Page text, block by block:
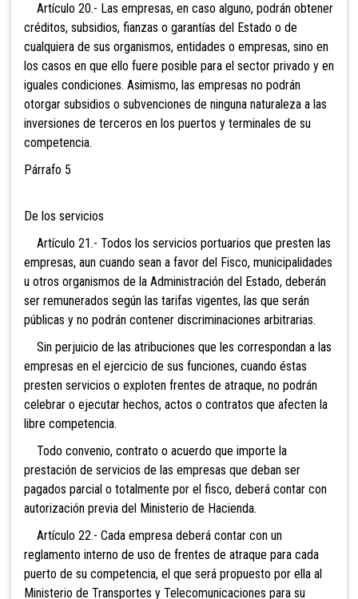
Artículo 20.- Las empresas, en caso alguno, podrán obtener
créditos, subsidios, fianzas o garantías del Estado o de
cualquiera de sus organismos, entidades o empresas, sino en
los casos en que ello fuere posible para el sector privado y en
iguales condiciones. Asimismo, las empresas no podrán
otorgar subsidios o subvenciones de ninguna naturaleza a las
inversiones de terceros en los puertos y terminales de su
competencia.
Párrafo 5
De los servicios
Artículo 21.- Todos los servicios portuarios que presten las
empresas, aun cuando sean a favor del Fisco, municipalidades
u otros organismos de la Administración del Estado, deberán
ser remunerados según las tarifas vigentes, las que serán
públicas y no podrán contener discriminaciones arbitrarias.
Sin perjuicio de las atribuciones que les correspondan a las
empresas en el ejercicio de sus funciones, cuando éstas
presten servicios o exploten frentes de atraque, no podrán
celebrar o ejecutar hechos, actos o contratos que afecten la
libre competencia.
Todo convenio, contrato o acuerdo que importe la
prestación de servicios de las empresas que deban ser
pagados parcial o totalmente por el fisco, deberá contar con
autorización previa del Ministerio de Hacienda.
Artículo 22.- Cada empresa deberá contar con un
reglamento interno de uso de frentes de atraque para cada
puerto de su competencia, el que será propuesto por ella al
Ministerio de Transportes y Telecomunicaciones para su